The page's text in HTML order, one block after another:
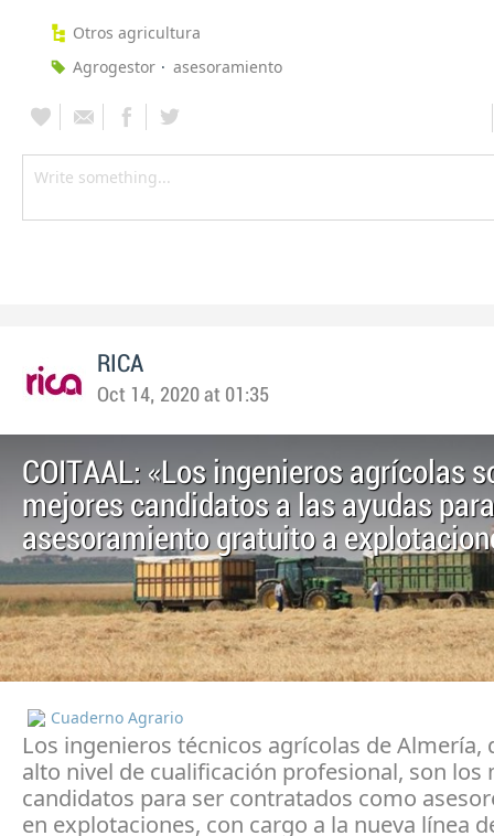
Otros agricultura
Agrogestor
asesoramiento
RICA
Oct 14, 2020 at 01:35
COITAAL: «Los ingenieros agrícolas
mejores candidatos a las ayudas para
asesoramiento gratuito a
Cuaderno Agrario
Los ingenieros técnicos agrícolas de Almería,
alto nivel de cualificación profesional, son los
candidatos para ser contratados como
en explotaciones, con cargo a la nueva línea